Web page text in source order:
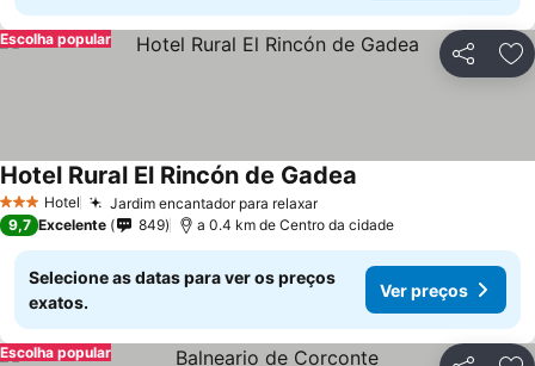
Partilhar
Escolha popular
3 EstrelasHotel Jardim encantador para relaxar
Hotel Rural El Rincón de Gadea
9,7 Excelente 849 a 0.4 km de Centro da cidade
Selecione as datas para ver os preços
exatos.
Ver preços
Escolha popular